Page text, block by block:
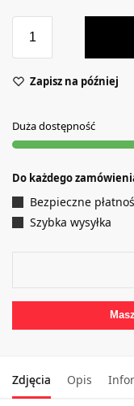
Zapisz na później
Duża dostępność
Do każdego
Bezpieczne
Szybka wysyłka
Zdjęcia Opis